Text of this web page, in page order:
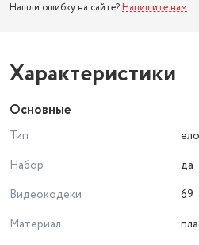
Нашли ошибку на сайте? Напишите нам.
Характеристики
Основные
Тип
Набор
да
Видеокодеки
69
Материал